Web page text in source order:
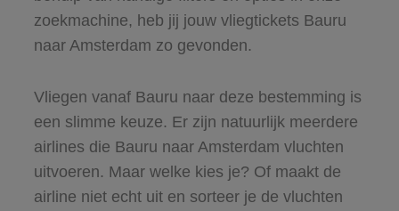
zoekmachine, heb jij jouw vliegtickets Bauru
naar Amsterdam zo gevonden.
Vliegen vanaf Bauru naar deze bestemming is
een slimme keuze. Er zijn natuurlijk meerdere
airlines die Bauru naar Amsterdam vluchten
uitvoeren. Maar welke kies je? Of maakt de
airline niet echt uit en sorteer je de vluchten